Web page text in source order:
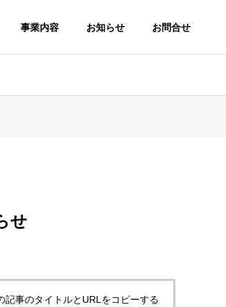
事業内容 お知らせ お問合せ
キャリア教育、就活支援
せ
記事のタイトルとURLをコピーする